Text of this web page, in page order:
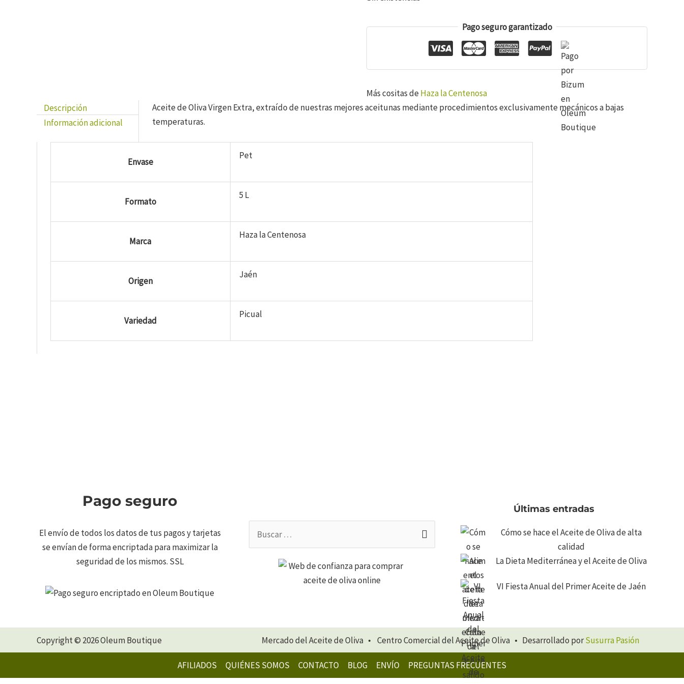
Pago seguro garantizado
Más cositas deHaza la Centenosa
Descripción
Información adicional
Aceite de Oliva Virgen Extra, extraído de nuestras mejores aceitunas mediante procedimientos exclusivamente mecánicos a bajas
temperaturas.
Envase
Pet
Formato
5 L
Marca
Haza la Centenosa
Origen
Jaén
Variedad
Picual
Pago seguro
El envío de todos los datos de tus pagos y tarjetas
se envían de forma encriptada para maximizar la
seguridad de los mismos. SSL
Últimas entradas
Cómo se hace el Aceite de Oliva de alta
calidad
La Dieta Mediterránea y el Aceite de Oliva
VI Fiesta Anual del Primer Aceite de Jaén
Copyright © 2026 Oleum Boutique Mercado del Aceite de Oliva • Centro Comercial del Aceite de Oliva • Desarrollado porSusurra Pasión
AFILIADOS QUIÉNES SOMOS CONTACTO BLOG ENVÍO PREGUNTAS FRECUENTES